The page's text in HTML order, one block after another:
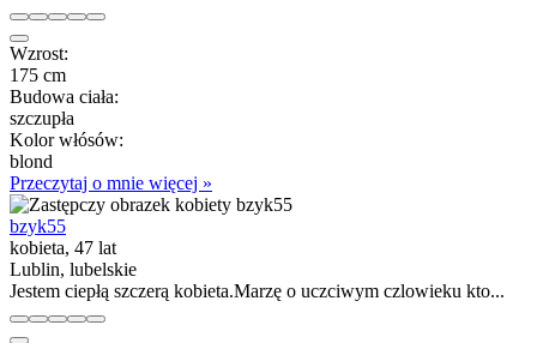
Wzrost:
175 cm
Budowa ciała:
szczupła
Kolor włósów:
blond
Przeczytaj o mnie więcej »
bzyk55
kobieta, 47 lat
Lublin, lubelskie
Jestem ciepłą szczerą kobieta.Marzę o uczciwym czlowieku kto...